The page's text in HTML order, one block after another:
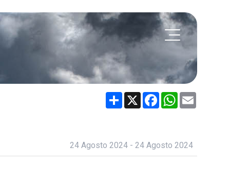
Share X FacebookWhatsApp
24 Agosto 2024 - 24 Agosto 2024